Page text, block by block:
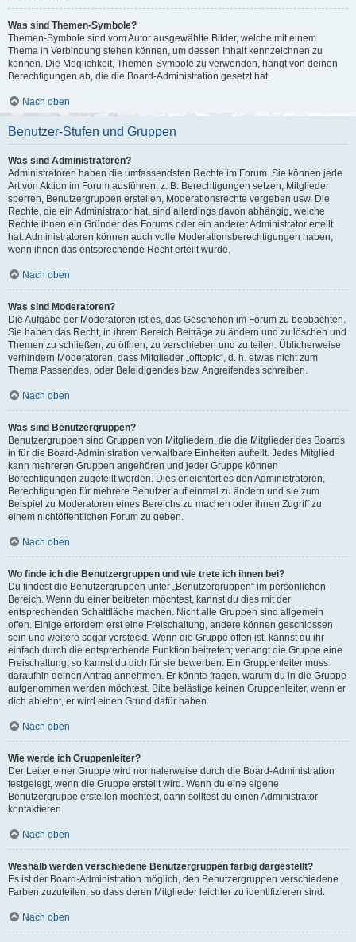
Was sind Themen-Symbole?
Themen-Symbole sind vom Autor ausgewählte Bilder, welche mit einem
Thema in Verbindung stehen können, um dessen Inhalt kennzeichnen zu
können. Die Möglichkeit, Themen-Symbole zu verwenden, hängt von deinen
Berechtigungen ab, die die Board-Administration gesetzt hat.
Nach oben
Benutzer-Stufen und Gruppen
Was sind Administratoren?
Administratoren haben die umfassendsten Rechte im Forum. Sie können jede
Art von Aktion im Forum ausführen; z. B. Berechtigungen setzen, Mitglieder
sperren, Benutzergruppen erstellen, Moderationsrechte vergeben usw. Die
Rechte, die ein Administrator hat, sind allerdings davon abhängig, welche
Rechte ihnen ein Gründer des Forums oder ein anderer Administrator erteilt
hat. Administratoren können auch volle Moderationsberechtigungen haben,
wenn ihnen das entsprechende Recht erteilt wurde.
Nach oben
Was sind Moderatoren?
Die Aufgabe der Moderatoren ist es, das Geschehen im Forum zu beobachten.
Sie haben das Recht, in ihrem Bereich Beiträge zu ändern und zu löschen und
Themen zu schließen, zu öffnen, zu verschieben und zu teilen. Üblicherweise
verhindern Moderatoren, dass Mitglieder „offtopic“, d. h. etwas nicht zum
Thema Passendes, oder Beleidigendes bzw. Angreifendes schreiben.
Nach oben
Was sind Benutzergruppen?
Benutzergruppen sind Gruppen von Mitgliedern, die die Mitglieder des Boards
in für die Board-Administration verwaltbare Einheiten aufteilt. Jedes Mitglied
kann mehreren Gruppen angehören und jeder Gruppe können
Berechtigungen zugeteilt werden. Dies erleichtert es den Administratoren,
Berechtigungen für mehrere Benutzer auf einmal zu ändern und sie zum
Beispiel zu Moderatoren eines Bereichs zu machen oder ihnen Zugriff zu
einem nichtöffentlichen Forum zu geben.
Nach oben
Wo finde ich die Benutzergruppen und wie trete ich ihnen bei?
Du findest die Benutzergruppen unter „Benutzergruppen“ im persönlichen
Bereich. Wenn du einer beitreten möchtest, kannst du dies mit der
entsprechenden Schaltfläche machen. Nicht alle Gruppen sind allgemein
offen. Einige erfordern erst eine Freischaltung, andere können geschlossen
sein und weitere sogar versteckt. Wenn die Gruppe offen ist, kannst du ihr
einfach durch die entsprechende Funktion beitreten; verlangt die Gruppe eine
Freischaltung, so kannst du dich für sie bewerben. Ein Gruppenleiter muss
daraufhin deinen Antrag annehmen. Er könnte fragen, warum du in die Gruppe
aufgenommen werden möchtest. Bitte belästige keinen Gruppenleiter, wenn er
dich ablehnt, er wird einen Grund dafür haben.
Nach oben
Wie werde ich Gruppenleiter?
Der Leiter einer Gruppe wird normalerweise durch die Board-Administration
festgelegt, wenn die Gruppe erstellt wird. Wenn du eine eigene
Benutzergruppe erstellen möchtest, dann solltest du einen Administrator
kontaktieren.
Nach oben
Weshalb werden verschiedene Benutzergruppen farbig dargestellt?
Es ist der Board-Administration möglich, den Benutzergruppen verschiedene
Farben zuzuteilen, so dass deren Mitglieder leichter zu identifizieren sind.
Nach oben